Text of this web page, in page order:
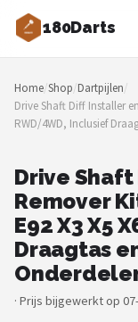
180Darts
Zoeken
NAVIGATIE
Shop
Merken
Blog
Dartspelers
Toernooien
Home/Shop/Dartpijlen/
Drive Shaft Diff Installer
RWD/4WD, Inclusief
Drive
Remover
E92 X3 X5
Draagtas
· Prijs bijgewerkt op